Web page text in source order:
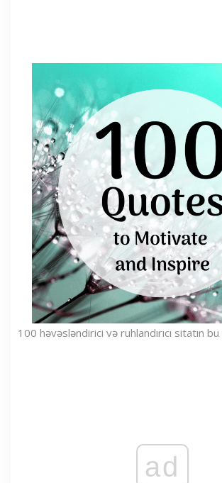
100 həvəsləndirici və ruhlandırıcı sitatın bu
ad